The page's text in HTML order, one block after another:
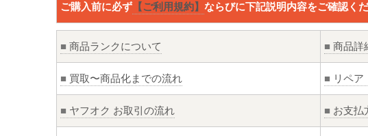
ご購入前に必ず 【ご利用規約】 ならびに下記説明内容をご確認くだ
■ 商品ランクについて ■ 商品詳
■ 買取〜商品化までの流れ ■ リペア
■ ヤフオク お取引の流れ ■ お支払